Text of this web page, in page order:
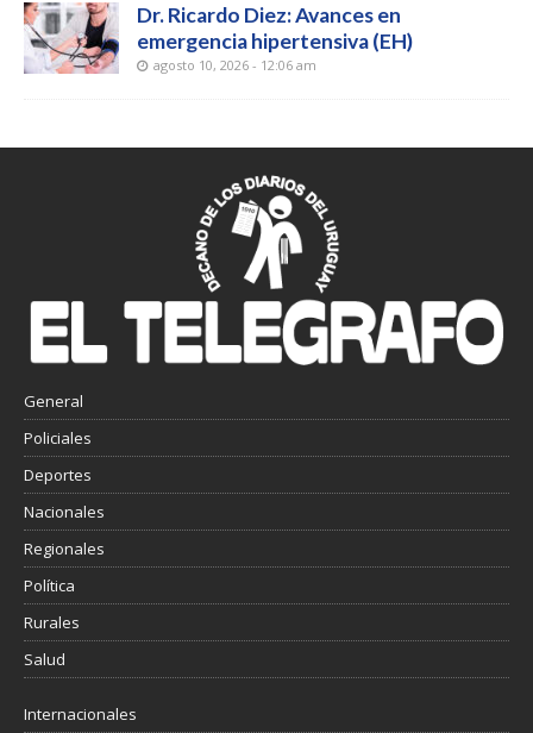
Dr. Ricardo Diez: Avances en
emergencia hipertensiva (EH)
agosto 10, 2026 - 12:06 am
General
Policiales
Deportes
Nacionales
Regionales
Política
Rurales
Salud
Internacionales